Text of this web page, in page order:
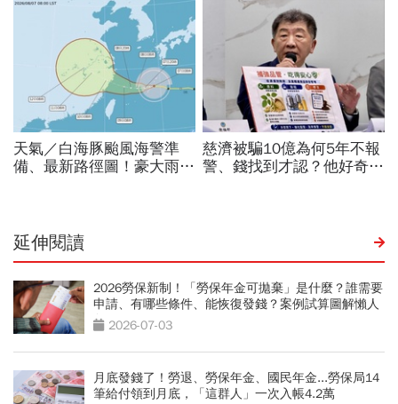
延伸閱讀
2026勞保新制！「勞保年金可拋棄」是什麼？誰需要
申請、有哪些條件、能恢復發錢？案例試算圖解懶人
包 2026-07-03
月底發錢了！勞退、勞保年金、國民年金...勞保局14
筆給付領到月底，「這群人」一次入帳4.2萬